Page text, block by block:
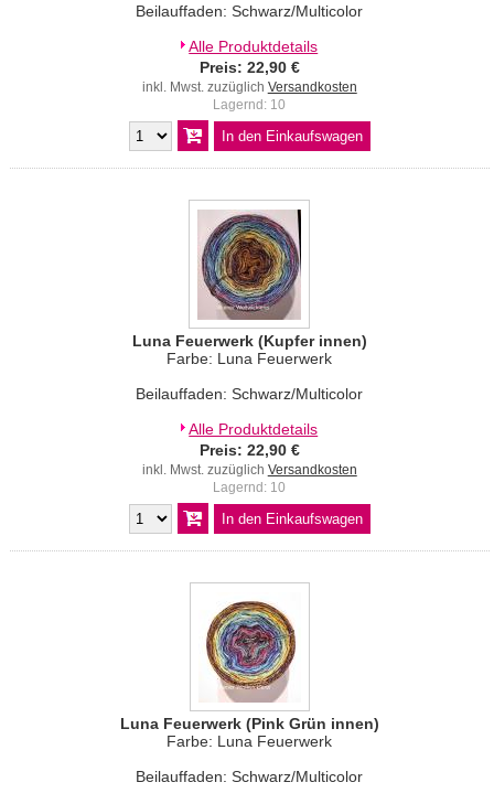
Beilauffaden: Schwarz/Multicolor
Alle Produktdetails
Preis: 22,90 €
inkl. Mwst. zuzüglich Versandkosten
Lagernd: 10
Luna Feuerwerk (Kupfer innen)
Farbe: Luna Feuerwerk
Beilauffaden: Schwarz/Multicolor
Alle Produktdetails
Preis: 22,90 €
inkl. Mwst. zuzüglich Versandkosten
Lagernd: 10
Luna Feuerwerk (Pink Grün innen)
Farbe: Luna Feuerwerk
Beilauffaden: Schwarz/Multicolor